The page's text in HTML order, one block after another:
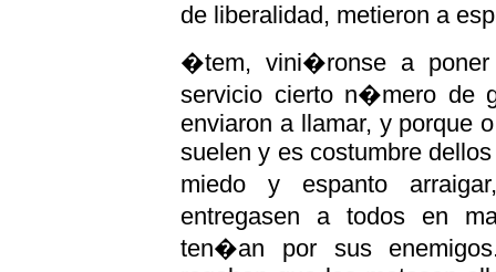
de liberalidad, metieron a
�tem, vini�ronse a
servicio cierto n�mero de
enviaron a llamar, y porque
suelen y es costumbre
miedo y espanto
entregasen a todos en
ten�an por sus